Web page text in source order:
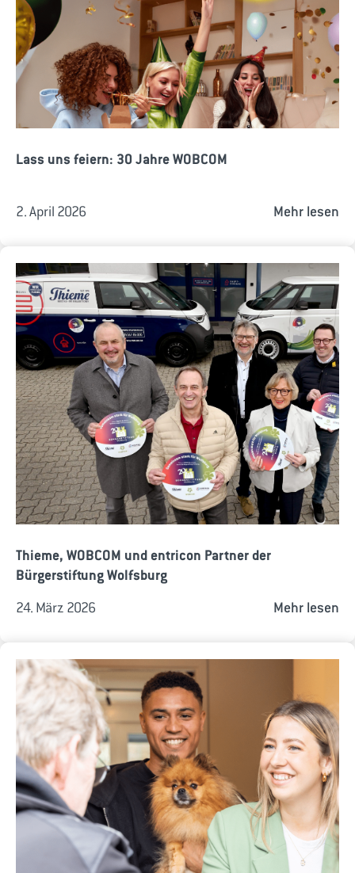
Lass uns feiern: 30 Jahre WOBCOM
2. April 2026 Mehr lesen
Thieme, WOBCOM und entricon Partner der
Bürgerstiftung Wolfsburg
24. März 2026 Mehr lesen